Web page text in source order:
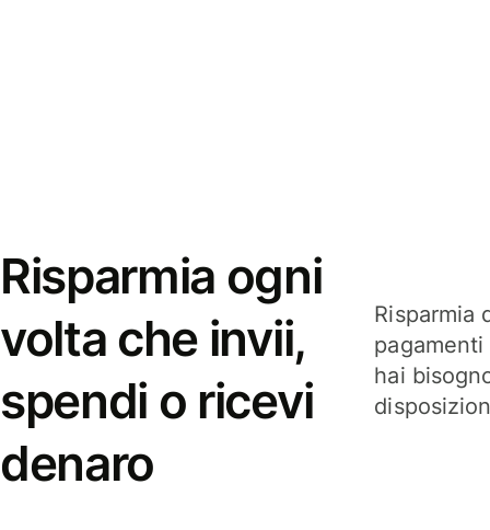
Risparmia ogni
volta che invii,
spendi o ricevi
denaro
Risparmia
hai